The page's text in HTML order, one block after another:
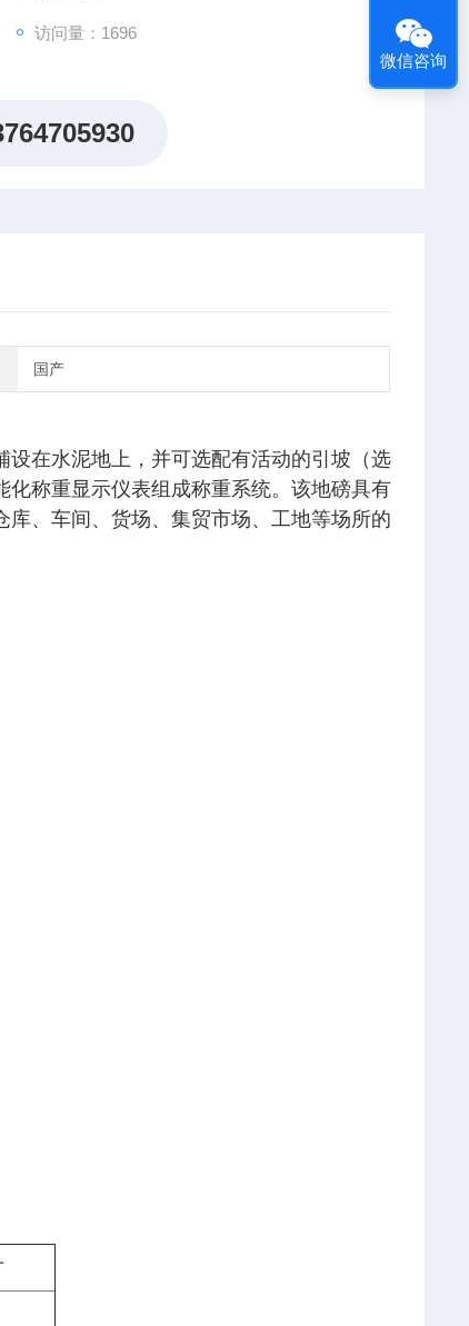
访问量：1696
国产
在水泥地上，并可选配有活动的引坡（选
称重显示仪表组成称重系统。该地磅具有
、车间、货场、集贸市场、工地等场所的
微信咨询